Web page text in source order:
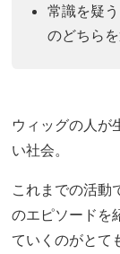
常識を疑
のどちら
ウィッグの人が
い社会。
これまでの活動
のエピソードを
ていくのがとて